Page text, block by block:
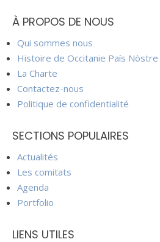
À PROPOS DE NOUS
Qui sommes nous
Histoire de Occitanie País Nòstre
La Charte
Contactez-nous
Politique de confidentialité
SECTIONS POPULAIRES
Actualités
Les comitats
Agenda
Portfolio
LIENS UTILES